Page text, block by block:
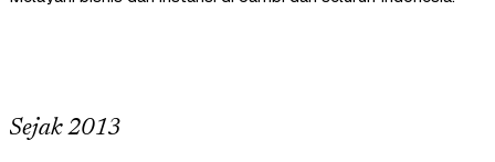
Sejak 2013